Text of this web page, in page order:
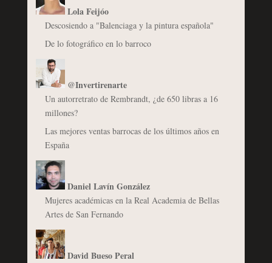
Lola Feijóo
Descosiendo a "Balenciaga y la pintura española"
De lo fotográfico en lo barroco
@Invertirenarte
Un autorretrato de Rembrandt, ¿de 650 libras a 16
millones?
Las mejores ventas barrocas de los últimos años en
España
Daniel Lavín González
Mujeres académicas en la Real Academia de Bellas
Artes de San Fernando
David Bueso Peral